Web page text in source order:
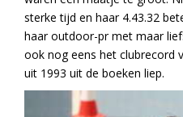
sterke tijd en haar 4.43.32
haar outdoor-pr met maar
ook nog eens het clubrecord
uit 1993 uit de boeken liep.